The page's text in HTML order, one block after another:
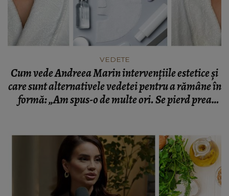
VEDETE
Cum vede Andreea Marin intervențiile estetice și
care sunt alternativele vedetei pentru a rămâne în
formă: „Am spus-o de multe ori. Se pierd prea